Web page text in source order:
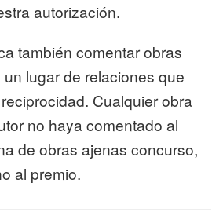
autorización.
también comentar obras
lugar de relaciones que
Cualquier obra
no haya comentado al
de obras ajenas concurso,
al premio.